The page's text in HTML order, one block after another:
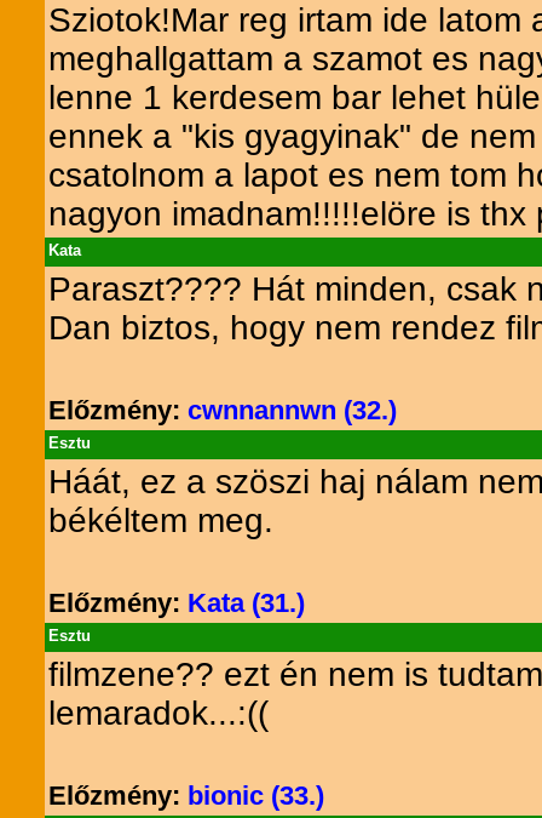
Sziotok!Mar reg irtam ide latom
meghallgattam a szamot es
lenne 1 kerdesem bar lehet
ennek a "kis gyagyinak" de
csatolnom a lapot es nem tom
nagyon imadnam!!!!!elöre is thx
Kata
Paraszt???? Hát minden, csak
Dan biztos, hogy nem rendez
Előzmény: cwnnannwn (32.)
Esztu
Háát, ez a szöszi haj nálam
békéltem meg.
Előzmény: Kata (31.)
Esztu
filmzene?? ezt én nem is
lemaradok...:((
Előzmény: bionic (33.)